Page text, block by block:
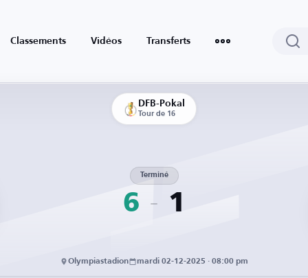
Classements Vidéos Transferts
DFB-Pokal
Tour de 16
6
Terminé
1
Olympiastadion mardi 02-12-2025 · 08:00 pm